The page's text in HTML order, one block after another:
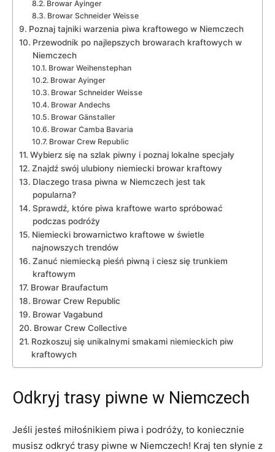
Browar Ayinger
Browar ‍Schneider Weisse
Poznaj tajniki warzenia‍ piwa⁢ kraftowego w Niemczech
Przewodnik po najlepszych⁣ browarach ‌kraftowych w
Niemczech
Browar Weihenstephan
Browar Ayinger
Browar Schneider Weisse
Browar Andechs
Browar Gänstaller
Browar Camba ⁢Bavaria
Browar ⁣Crew Republic
Wybierz⁢ się na szlak ‍piwny‌ i poznaj⁤ lokalne ⁤specjały
Znajdź ‌swój ulubiony niemiecki browar ​kraftowy
Dlaczego⁤ trasa piwna w Niemczech jest tak
popularna?
Sprawdź, ‍które⁢ piwa ​kraftowe warto spróbować⁤
podczas podróży
Niemiecki browarnictwo kraftowe w⁣ świetle
najnowszych trendów
Zanuć niemiecką pieśń piwną‌ i ciesz się trunkiem‍
kraftowym
Browar⁣ Braufactum
Browar ​Crew⁣ Republic
Browar Vagabund
Browar Crew Collective
Rozkoszuj się unikalnymi smakami niemieckich piw
kraftowych
Odkryj ⁣trasy ⁣piwne w Niemczech
Jeśli jesteś ⁤miłośnikiem piwa i ⁤podróży, to koniecznie
musisz⁢ odkryć ‌trasy ‍piwne w ​Niemczech! Kraj ten słynie z